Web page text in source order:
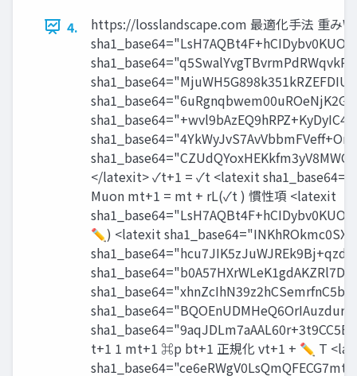
4. https://losslandscape.com 最適化手法 重みWとバイアスbを合わせてθとする SGD <latexit sha1_base64="IOyR436oWLZbrKn8O0Lz+NybarM=">AAACMXicbVDLSsNAFJ34rPVVdekmWARFLInvjSC6ceGigrVCU8rNdGqHTiZh5kYoIV/iZ/gFbvUL3Ingyp9w0kaw1QvDnDnnXu6Z40eCa3ScN2ticmp6ZrYwV5xfWFxaLq2s3uowVpTVaChCdeeDZoJLVkOOgt1FikHgC1b3exeZXn9gSvNQ3mA/Ys0A7iXvcApoqFbp0MMuQ2gluOOmp/kDdz1zeRJ8AV4A2KUgkqt060febpXKTsUZlP0XuDkok7yqrdKn1w5pHDCJVIDWDdeJsJmAQk4FS4terFkEtAf3rGGghIDpZjL4XmpvGqZtd0JljkR7wP6eSCDQuh/